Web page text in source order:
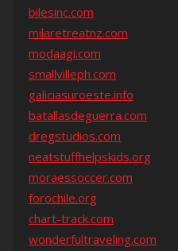
bilesinc.com
milaretreatnz.com
modaagi.com
smallvilleph.com
galiciasuroeste.info
batallasdeguerra.com
dregstudios.com
neatstuffhelpskids.org
moraessoccer.com
forochile.org
chart-track.com
wonderfultraveling.com